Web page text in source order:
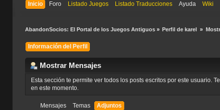
Inicio Foro Listado Juegos Listado Traducciones Ayuda Wiki
AbandonSocios: El Portal de los Juegos Antiguos» Perfil de karel »
Información del Perfil
Mostrar Mensajes
Esta sección te permite ver todos los posts escritos por este usuario.
en este momento.
Mensajes Temas Adjuntos